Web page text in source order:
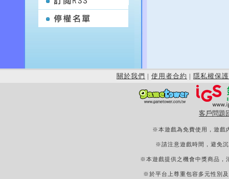
關於我們 | 使用者合約 | 隱私權保護
客戶問題
※本遊戲為免費使用，遊戲
※請注意遊戲時間，避免
※本遊戲提供之機會中獎商品，
※於平台上尊重包容多元性別